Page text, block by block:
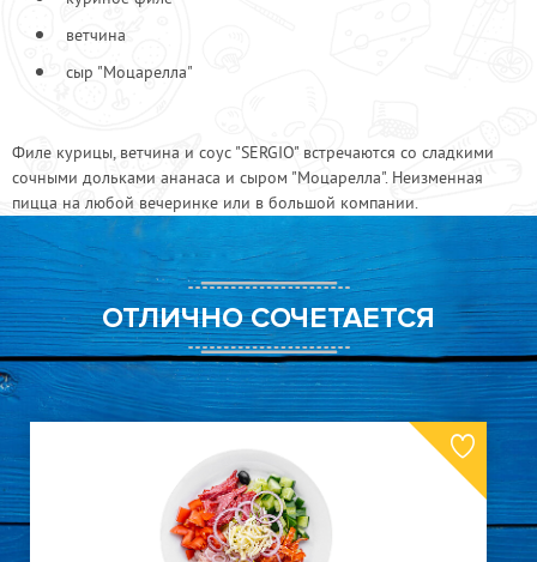
Лук фри
Соус "Си-Фуд"
Соус кисло сладкий
Сыр "Моцарелла"
Шейка деликатесная
ветчина
сыр "Моцарелла"
Филе курицы, ветчина и соус "SERGIO" встречаются со сладкими
сочными дольками ананаса и сыром "Моцарелла". Неизменная
пицца на любой вечеринке или в большой компании.
ОТЛИЧНО СОЧЕТАЕТСЯ